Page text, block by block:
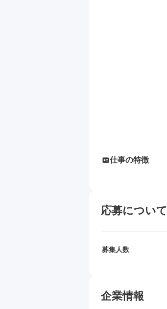
仕事の特徴
応募について
募集人数
企業情報